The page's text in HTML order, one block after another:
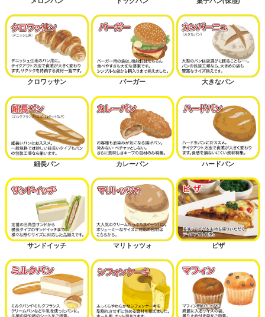
クロワッサン バーガー 大きなパン
細長パン カレーパン ハードパン
サンドイッチ マリトッツォ ピザ